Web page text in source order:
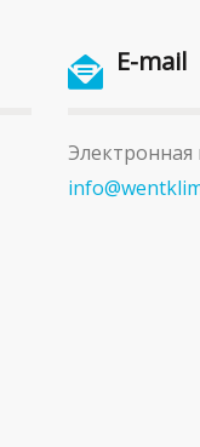
E-mail
Электронная